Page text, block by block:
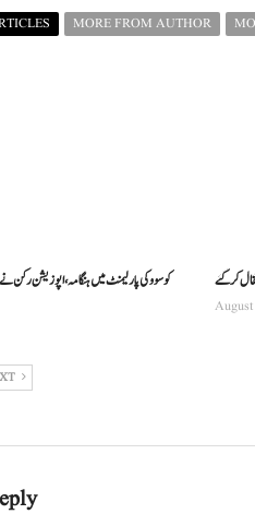
MORE FROM AUTHOR
کوسوو کی پارلیمنٹ میں ہنگامہ، اپوزیشن رکن
کرگئے